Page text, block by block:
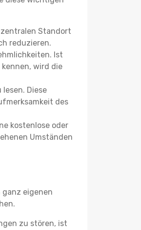
zentralen Standort
reduzieren.
Ist
wird die
Diese
des
kostenlose oder
Umständen
eigenen
zu stören, ist